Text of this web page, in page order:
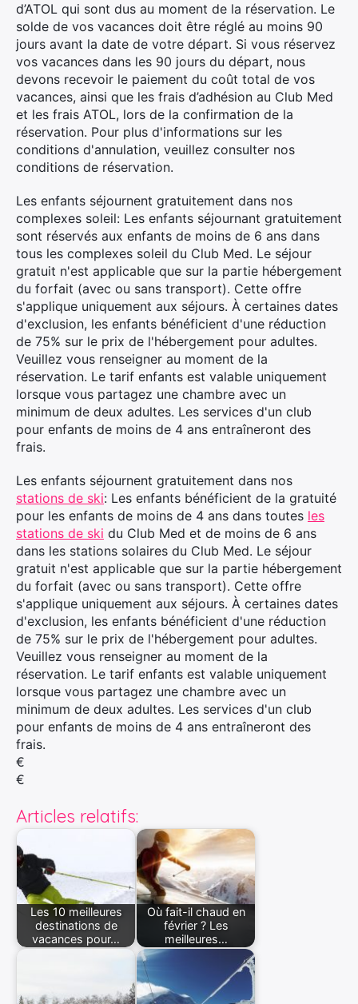
d’ATOL qui sont dus au moment de la réservation. Le
solde de vos vacances doit être réglé au moins 90
jours avant la date de votre départ. Si vous réservez
vos vacances dans les 90 jours du départ, nous
devons recevoir le paiement du coût total de vos
vacances, ainsi que les frais d’adhésion au Club Med
et les frais ATOL, lors de la confirmation de la
réservation. Pour plus d'informations sur les
conditions d'annulation, veuillez consulter nos
conditions de réservation.
Les enfants séjournent gratuitement dans nos
complexes soleil: Les enfants séjournant gratuitement
sont réservés aux enfants de moins de 6 ans dans
tous les complexes soleil du Club Med. Le séjour
gratuit n'est applicable que sur la partie hébergement
du forfait (avec ou sans transport). Cette offre
s'applique uniquement aux séjours. À certaines dates
d'exclusion, les enfants bénéficient d'une réduction
de 75% sur le prix de l'hébergement pour adultes.
Veuillez vous renseigner au moment de la
réservation. Le tarif enfants est valable uniquement
lorsque vous partagez une chambre avec un
minimum de deux adultes. Les services d'un club
pour enfants de moins de 4 ans entraîneront des
frais.
Les enfants séjournent gratuitement dans nos
stations de ski: Les enfants bénéficient de la gratuité
pour les enfants de moins de 4 ans dans toutes les
stations de ski du Club Med et de moins de 6 ans
dans les stations solaires du Club Med. Le séjour
gratuit n'est applicable que sur la partie hébergement
du forfait (avec ou sans transport). Cette offre
s'applique uniquement aux séjours. À certaines dates
d'exclusion, les enfants bénéficient d'une réduction
de 75% sur le prix de l'hébergement pour adultes.
Veuillez vous renseigner au moment de la
réservation. Le tarif enfants est valable uniquement
lorsque vous partagez une chambre avec un
minimum de deux adultes. Les services d'un club
pour enfants de moins de 4 ans entraîneront des
frais.
€
€
Articles relatifs:
Les 10 meilleures
destinations de
vacances pour…
Où fait-il chaud en
février ? Les
meilleures…
×